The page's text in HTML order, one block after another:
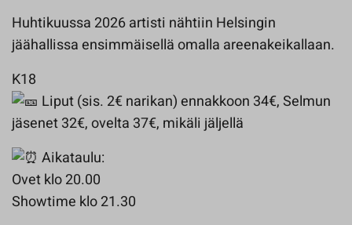
Huhtikuussa 2026 artisti nähtiin Helsingin
jäähallissa ensimmäisellä omalla areenakeikallaan.
K18
Liput (sis. 2€ narikan) ennakkoon 34€, Selmun
jäsenet 32€, ovelta 37€, mikäli jäljellä
Aikataulu:
Ovet klo 20.00
Showtime klo 21.30